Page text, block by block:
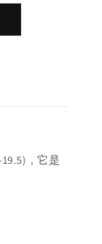
，它是